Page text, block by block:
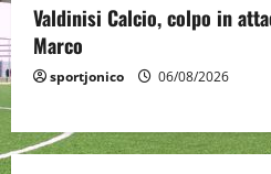
Valdinisi Calcio, colpo in
Marco
sportjonico 06/08/2026